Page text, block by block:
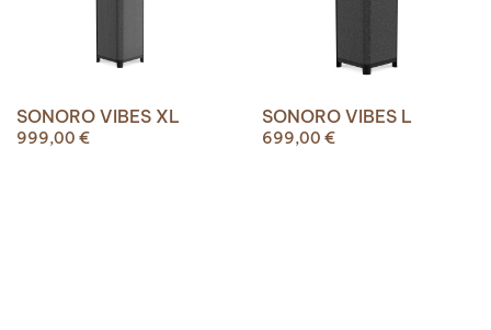
SONORO VIBES XL
999,00 €
SONORO VIBES L
699,00 €